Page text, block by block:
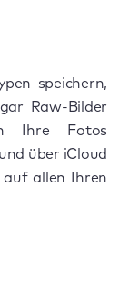
speichern,
Raw-Bilder
Ihre Fotos
über iCloud
allen Ihren